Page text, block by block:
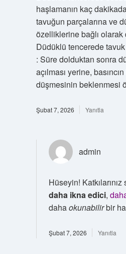
haşlamanın kaç
tavuğun parçalarına ve
özelliklerine bağlı olarak
Düdüklü tencerede
: Süre dolduktan sonra
açılması yerine,
düşmesinin beklenmesi
Şubat 7, 2026 Yanıtla
admin
Hüseyin!
daha ikna edici,
dahaokunabilirbir
Şubat 7, 2026 Yanıtla